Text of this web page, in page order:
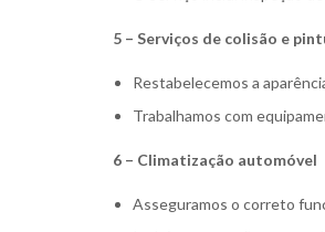
5 – Serviços de colisão e
Restabelecemos a
Trabalhamos com
6 – Climatização automóvel
Asseguramos o correto